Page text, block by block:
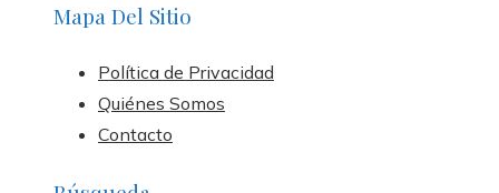
Mapa Del Sitio
Política de Privacidad
Quiénes Somos
Contacto